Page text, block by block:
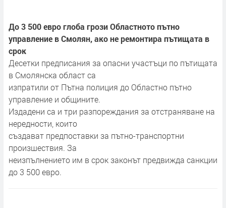
До 3 500 евро глоба грози Областното пътно
управление в Смолян, ако не ремонтира пътищата в
срок
Десетки предписания за опасни участъци по пътищата
в Смолянска област са
изпратили от Пътна полиция до Областно пътно
управление и общините.
Издадени са и три разпореждания за отстраняване на
нередности, които
създават предпоставки за пътно-транспортни
произшествия. За
неизпълнението им в срок законът предвижда санкции
до 3 500 евро.